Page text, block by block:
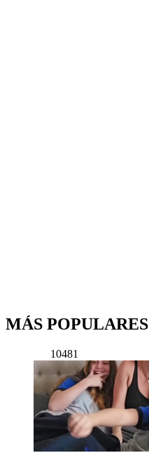
MÁS POPULARES
10481